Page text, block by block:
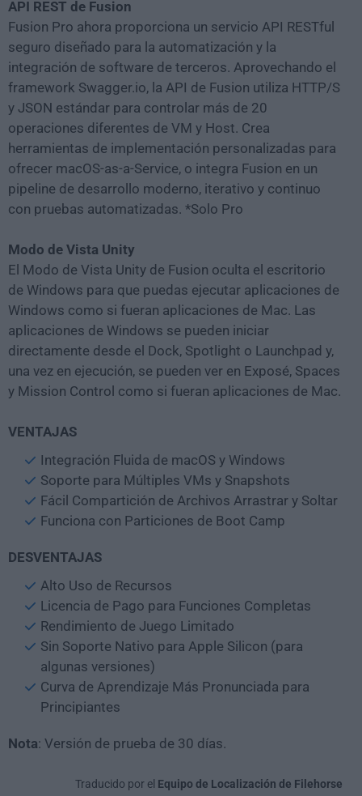
API REST de Fusion
Fusion Pro ahora proporciona un servicio API RESTful
seguro diseñado para la automatización y la
integración de software de terceros. Aprovechando el
framework Swagger.io, la API de Fusion utiliza HTTP/S
y JSON estándar para controlar más de 20
operaciones diferentes de VM y Host. Crea
herramientas de implementación personalizadas para
ofrecer macOS-as-a-Service, o integra Fusion en un
pipeline de desarrollo moderno, iterativo y continuo
con pruebas automatizadas. *Solo Pro
Modo de Vista Unity
El Modo de Vista Unity de Fusion oculta el escritorio
de Windows para que puedas ejecutar aplicaciones de
Windows como si fueran aplicaciones de Mac. Las
aplicaciones de Windows se pueden iniciar
directamente desde el Dock, Spotlight o Launchpad y,
una vez en ejecución, se pueden ver en Exposé, Spaces
y Mission Control como si fueran aplicaciones de Mac.
VENTAJAS
Integración Fluida de macOS y Windows
Soporte para Múltiples VMs y Snapshots
Fácil Compartición de Archivos Arrastrar y Soltar
Funciona con Particiones de Boot Camp
DESVENTAJAS
Alto Uso de Recursos
Licencia de Pago para Funciones Completas
Rendimiento de Juego Limitado
Sin Soporte Nativo para Apple Silicon (para
algunas versiones)
Curva de Aprendizaje Más Pronunciada para
Principiantes
Nota: Versión de prueba de 30 días.
Traducido por el Equipo de Localización de Filehorse